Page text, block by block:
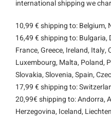
international shipping we
10,99 € shipping to: Belgium,
16,49 € shipping to: Bulgaria,
France, Greece, Ireland,
Luxembourg, Malta, Poland,
Slovakia, Slovenia, Spain,
17,99 € shipping to:
20,99€ shipping to: Andorra,
Herzegovina, Iceland,